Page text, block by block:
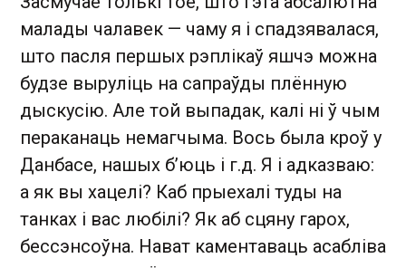
малады чалавек — чаму я і спадзявалася,
што пасля першых рэплікаў яшчэ можна
будзе выруліць на сапраўды плённую
дыскусію. Але той выпадак, калі ні ў чым
пераканаць немагчыма. Вось была кроў у
Данбасе, нашых б’юць і г.д. Я і адказваю:
а як вы хацелі? Каб прыехалі туды на
танках і вас любілі? Як аб сцяну гарох,
бессэнсоўна. Нават каментаваць асабліва